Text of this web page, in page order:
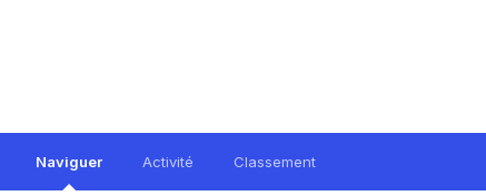
Naviguer Activité Classement